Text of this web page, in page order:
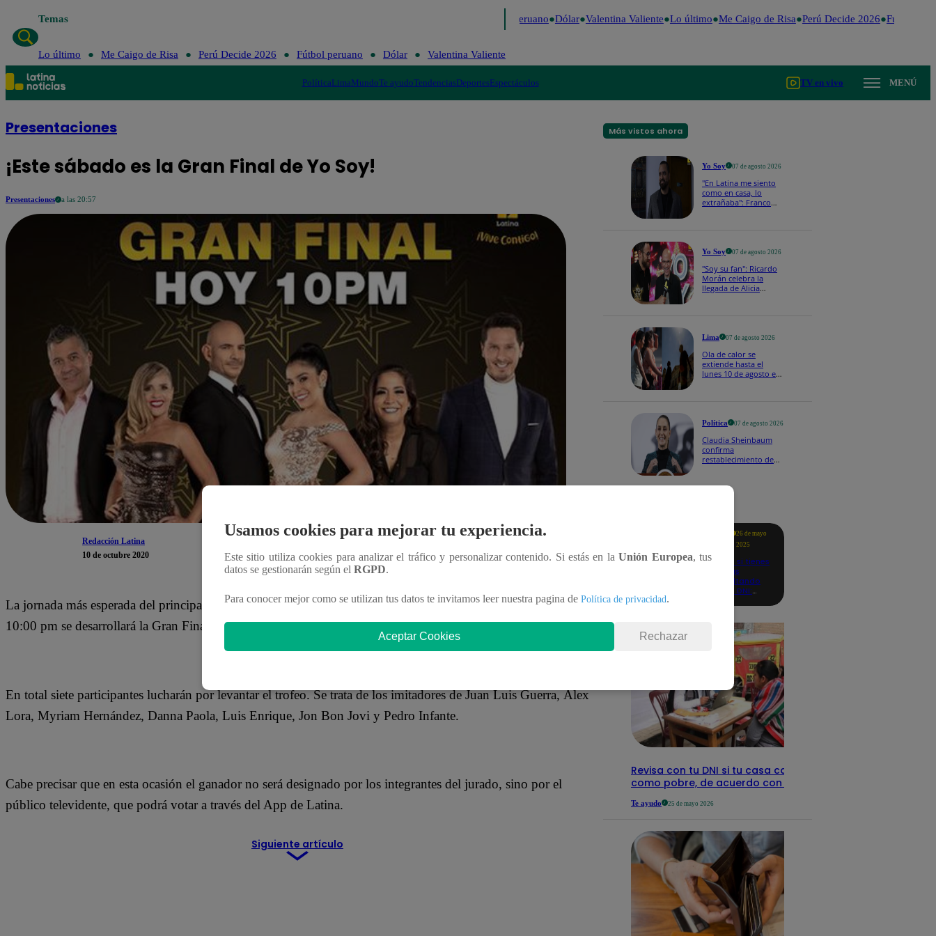
Temas Fútbol peruano Dólar Valentina Valiente Lo último Me Caigo de Risa Perú Decide 2026 Fútbol
Lo último Me Caigo de Risa Perú Decide 2026 Fútbol peruano Dólar Valentina Valiente
PolíticaLimaMundoTe ayudoTendenciasDeportesEspectáculos TV en vivo MENÚ
Presentaciones
¡Este sábado es la Gran Final de Yo Soy!
Presentaciones a las 20:57
Redacción Latina
10 de octubre 2020
La jornada más esperada del principal programa de la televisión peruana ha llegado: este sábado desde las
10:00 pm se desarrollará la Gran Final de Yo Soy.
En total siete participantes lucharán por levantar el trofeo. Se trata de los imitadores de Juan Luis Guerra, Álex
Lora, Myriam Hernández, Danna Paola, Luis Enrique, Jon Bon Jovi y Pedro Infante.
Cabe precisar que en esta ocasión el ganador no será designado por los integrantes del jurado, sino por el
público televidente, que podrá votar a través del App de Latina.
Siguiente artículo
Más vistos ahora
Yo Soy 07 de agosto 2026
"En Latina me siento
como en casa, lo
extrañaba": Franco
Yo Soy 07 de agosto 2026
"Soy su fan": Ricardo
Morán celebra la
llegada de Alicia
Lima 07 de agosto 2026
Ola de calor se
extiende hasta el
lunes 10 de agosto en
Política 07 de agosto 2026
Claudia Sheinbaum
confirma
restablecimiento de
buena voluntad hacia
26 de mayo
2025
Revisa si tienes
deudas
consultando
con tu DNI:
Revisa con tu DNI si tu casa califica
como pobre, de acuerdo con el Sisfoh
Te ayudo 25 de mayo 2026
Usamos cookies para mejorar tu experiencia.
Este sitio utiliza cookies para analizar el tráfico y personalizar contenido. Si estás en laUnión Europea, tus
datos se gestionarán según el RGPD.
Para conocer mejor como se utilizan tus datos te invitamos leer nuestra pagina de Política de privacidad.
Aceptar Cookies Rechazar